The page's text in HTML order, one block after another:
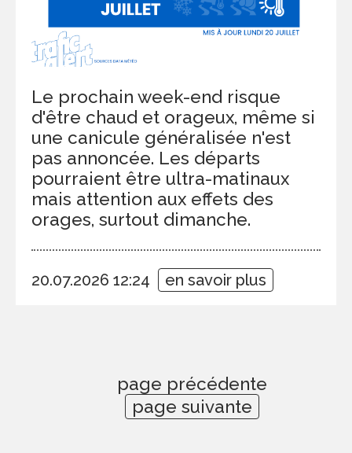
Le prochain week-end risque
d'être chaud et orageux, même si
une canicule généralisée n'est
pas annoncée. Les départs
pourraient être ultra-matinaux
mais attention aux effets des
orages, surtout dimanche.
20.07.2026 12:24 en savoir plus
page précédente
page suivante